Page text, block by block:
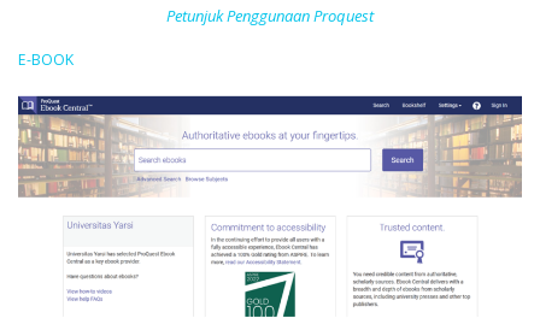
Petunjuk Penggunaan Proquest
E-BOOK